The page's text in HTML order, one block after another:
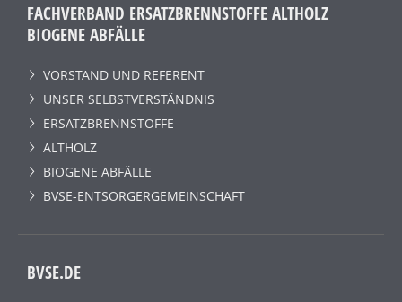
FACHVERBAND ERSATZBRENNSTOFFE ALTHOLZ
BIOGENE ABFÄLLE
VORSTAND UND REFERENT
UNSER SELBSTVERSTÄNDNIS
ERSATZBRENNSTOFFE
ALTHOLZ
BIOGENE ABFÄLLE
BVSE-ENTSORGERGEMEINSCHAFT
BVSE.DE